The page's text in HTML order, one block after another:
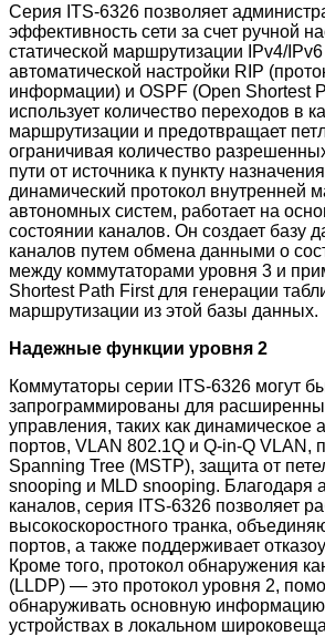
Серия ITS-6326 позволяет
эффективность сети за счет ручной
статической маршрутизации IPv4/
автоматической настройки RIP
информации) и OSPF (Open Shortest
использует количество переходов в
маршрутизации и предотвращает
ограничивая количество
пути от источника к пункту
динамический протокол внутренней
автономных систем, работает на
состоянии каналов. Он создает базу
каналов путем обмена данными о
между коммутаторами уровня 3 и
Shortest Path First для генерации
маршрутизации из этой базы данных.
Надежные функции уровня 2
Коммутаторы серии ITS-6326 могут
запрограммированы для
управления, таких как динамическое
портов, VLAN 802.1Q и Q-in-Q VLAN,
Spanning Tree (MSTP), защита от
snooping и MLD snooping. Благодаря
каналов, серия ITS-6326 позволяет
высокоскоростного транка,
портов, а также поддерживает
Кроме того, протокол обнаружения
(LLDP) — это протокол уровня 2,
обнаруживать основную информацию
устройствах в локальном